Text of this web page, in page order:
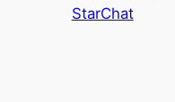
StarChat